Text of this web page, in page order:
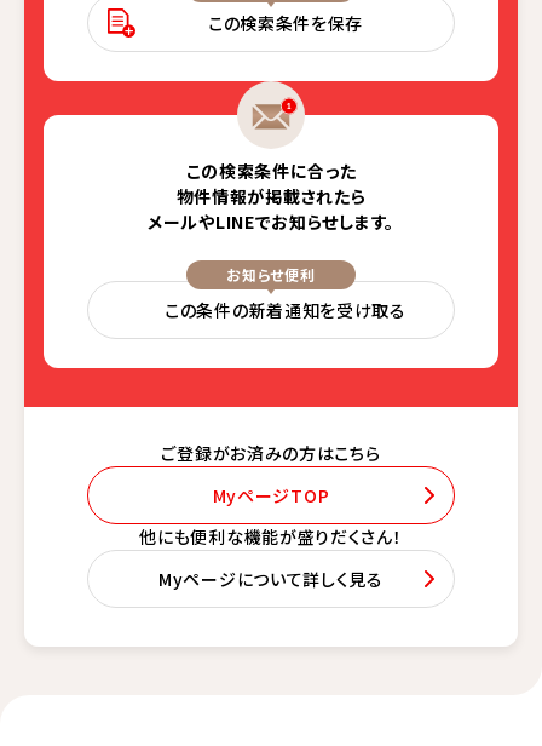
この検索条件を保存
この検索条件に合った
物件情報が掲載されたら
メールやLINEでお知らせします。
お知らせ便利
この条件の新着通知を受け取る
他にも便利な機能が盛りだくさん！
Myページについて詳しく見る
ご登録がお済みの方はこちら
MyページTOP